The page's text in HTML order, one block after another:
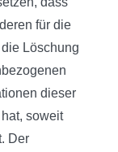
für die
Löschung
dieser
soweit
Der